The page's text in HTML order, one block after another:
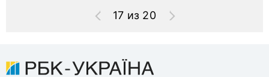
17 из 20